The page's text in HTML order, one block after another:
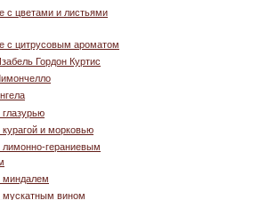
с цветами и листьями
с цитрусовым ароматом
Гордон Куртис
глазурью
курагой и морковью
лимонно-гераниевым
миндалем
мускатным вином